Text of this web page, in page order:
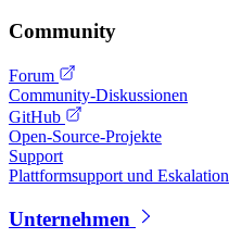
Community
Forum
Community-Diskussionen
GitHub
Open-Source-Projekte
Support
Plattformsupport und Eskalation
Unternehmen